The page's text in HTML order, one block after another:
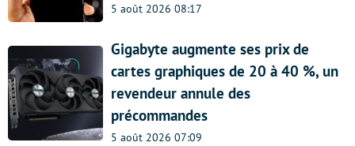
5 août 2026 08:17
Gigabyte augmente ses prix de
cartes graphiques de 20 à 40 %, un
revendeur annule des
précommandes
5 août 2026 07:09